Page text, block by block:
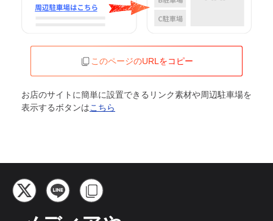
このページのURLをコピー
お店のサイトに簡単に設置できるリンク素材や周辺駐車場を
表示するボタンはこちら